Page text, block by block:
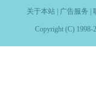
关于本站| 广告服务
Copyright (C) 1998-